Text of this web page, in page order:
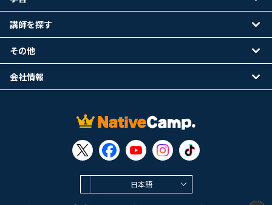
日本語
講師を探す
その他
会社情報